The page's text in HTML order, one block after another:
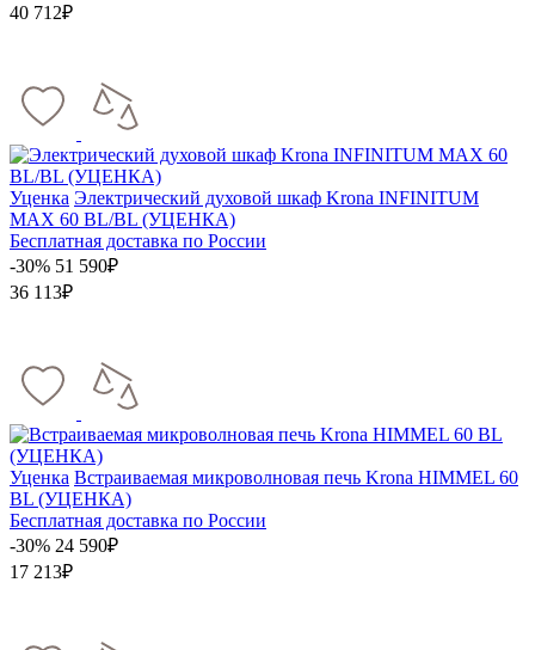
40 712₽
Уценка Электрический духовой шкаф Krona INFINITUM
MAX 60 BL/BL (УЦЕНКА)
Бесплатная доставка по России
-30% 51 590₽
36 113₽
Уценка Встраиваемая микроволновая печь Krona HIMMEL 60
BL (УЦЕНКА)
Бесплатная доставка по России
-30% 24 590₽
17 213₽